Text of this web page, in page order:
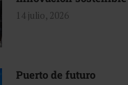
14 julio, 2026
Puerto de futuro